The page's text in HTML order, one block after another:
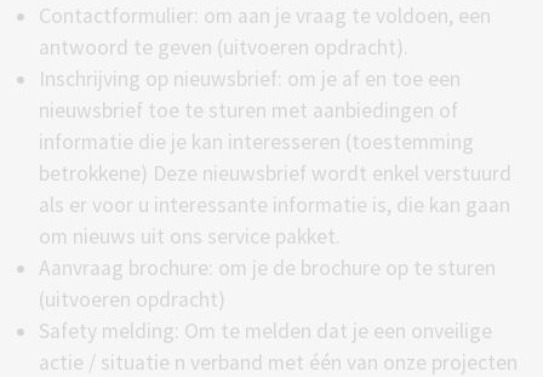
Contactformulier: om aan je vraag te voldoen, een
antwoord te geven (uitvoeren opdracht).
Inschrijving op nieuwsbrief: om je af en toe een
nieuwsbrief toe te sturen met aanbiedingen of
informatie die je kan interesseren (toestemming
betrokkene) Deze nieuwsbrief wordt enkel verstuurd
als er voor u interessante informatie is, die kan gaan
om nieuws uit ons service pakket.
Aanvraag brochure: om je de brochure op te sturen
(uitvoeren opdracht)
Safety melding: Om te melden dat je een onveilige
actie / situatie n verband met één van onze projecten